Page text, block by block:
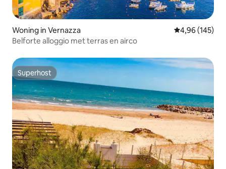
Woning in Vernazza Gemiddelde
4,96 (145)
Belforte alloggio met terras en airco
Superhost
Superhost